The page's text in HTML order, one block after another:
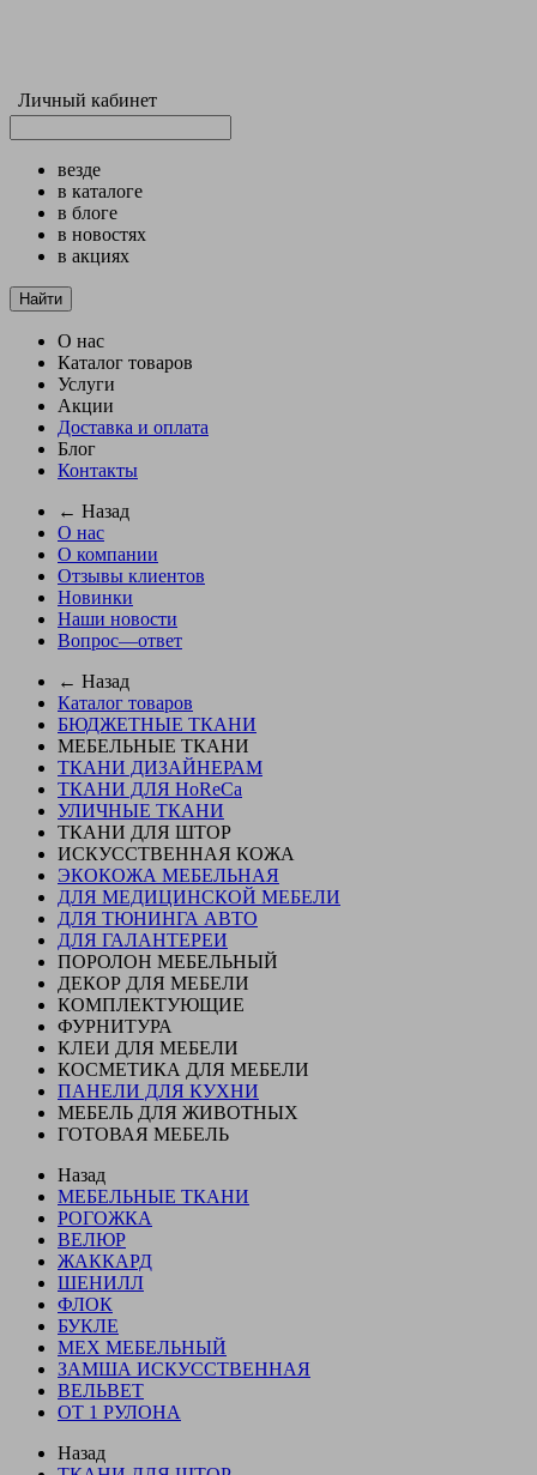
Личный кабинет
везде
в каталоге
в блоге
в новостях
в акциях
Найти
О нас
Каталог товаров
Услуги
Акции
Доставка и оплата
Блог
Контакты
← Назад
О нас
О компании
Отзывы клиентов
Новинки
Наши новости
Вопрос—ответ
← Назад
Каталог товаров
БЮДЖЕТНЫЕ ТКАНИ
МЕБЕЛЬНЫЕ ТКАНИ
ТКАНИ ДИЗАЙНЕРАМ
ТКАНИ ДЛЯ HoReCa
УЛИЧНЫЕ ТКАНИ
ТКАНИ ДЛЯ ШТОР
ИСКУССТВЕННАЯ КОЖА
ЭКОКОЖА МЕБЕЛЬНАЯ
ДЛЯ МЕДИЦИНСКОЙ МЕБЕЛИ
ДЛЯ ТЮНИНГА АВТО
ДЛЯ ГАЛАНТЕРЕИ
ПОРОЛОН МЕБЕЛЬНЫЙ
ДЕКОР ДЛЯ МЕБЕЛИ
КОМПЛЕКТУЮЩИЕ
ФУРНИТУРА
КЛЕИ ДЛЯ МЕБЕЛИ
КОСМЕТИКА ДЛЯ МЕБЕЛИ
ПАНЕЛИ ДЛЯ КУХНИ
МЕБЕЛЬ ДЛЯ ЖИВОТНЫХ
ГОТОВАЯ МЕБЕЛЬ
Назад
МЕБЕЛЬНЫЕ ТКАНИ
РОГОЖКА
ВЕЛЮР
ЖАККАРД
ШЕНИЛЛ
ФЛОК
БУКЛЕ
МЕХ МЕБЕЛЬНЫЙ
ЗАМША ИСКУССТВЕННАЯ
ВЕЛЬВЕТ
ОТ 1 РУЛОНА
Назад